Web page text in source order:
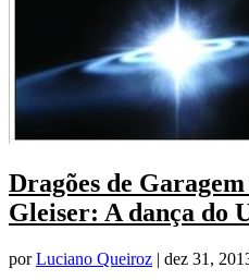
Dragões de
Gleiser: A dança do
porLuciano Queiroz | dez 31,